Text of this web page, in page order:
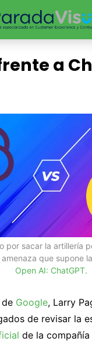
a
por sacar la artillería
que supone
Open AI: ChatGPT.
Google, Larry
de revisar la
de la